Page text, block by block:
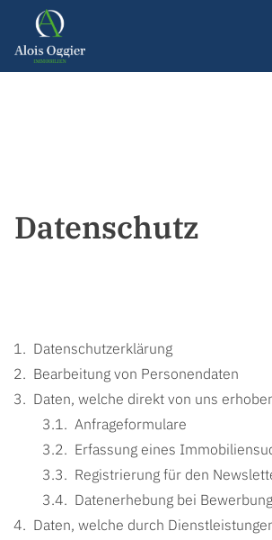
Datenschutz
Datenschutzerklärung
Bearbeitung von Personendaten
Daten, welche direkt von uns
Anfrageformulare
Erfassung eines
Registrierung für den
Datenerhebung bei
Daten, welche durch